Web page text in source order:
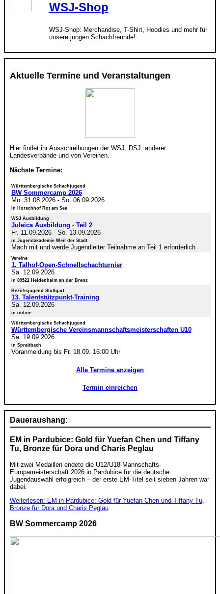
WSJ-Shop
WSJ-Shop: Merchandise, T-Shirt, Hoodies und mehr für
unsere jungen Schachfreunde!
Aktuelle Termine und Veranstaltungen
Hier findet ihr Ausschreibungen der WSJ, DSJ, anderer
Landesverbände und von Vereinen.
Nächste Termine:
Württembergische Schachjugend
BW Sommercamp 2026
Mo. 31.08.2026- So. 06.09.2026
in Horschhof Rot am See
WSJ Ausbildung
Juleica Ausbildung - Teil 2
Fr. 11.09.2026- So. 13.09.2026
in Jugendakademie Weil der Stadt
Mach mit und werde Jugendleiter Teilnahme an Teil 1 erforderlich
Vereine
1. Talhof-Open-Schnellschachturnier
Sa. 12.09.2026
in 89522 Heidenheim an der Brenz
Bezirksjugend Stuttgart
13. Talentstützpunkt-Training
Sa. 12.09.2026
in online
Württembergische Schachjugend
Württembergische Vereinsmannschaftsmeisterschaften U10
Sa. 19.09.2026
in Spraitbach
Voranmeldung bis Fr. 18.09. 16:00 Uhr
Alle Termine anzeigen
Termin einreichen
Daueraushang:
EM in Pardubice: Gold für Yuefan Chen und Tiffany
Tu, Bronze für Dora und Charis Peglau
Mit zwei Medaillen endete die U12/U18-Mannschafts-
Europameisterschaft 2026 in Pardubice für die deutsche
Jugendauswahl erfolgreich – der erste EM-Titel seit sieben Jahren war
dabei.
Weiterlesen: EM in Pardubice: Gold für Yuefan Chen und Tiffany Tu,
Bronze für Dora und Charis Peglau
BW Sommercamp 2026